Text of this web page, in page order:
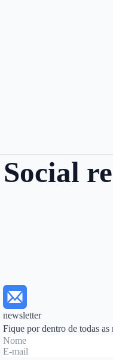
newsletter
Fique por dentro de todas